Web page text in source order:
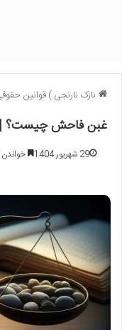
نازک نارنجی)قوانین
غبن فاحش چیست؟ |
29 شهریور 1404 خواندن این